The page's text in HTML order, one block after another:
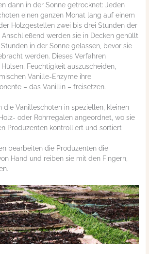
dann in der Sonne getrocknet: Jeden
einen ganzen Monat lang auf einem
Holzgestellen zwei bis drei Stunden der
Anschließendwerden sie in Decken gehüllt
in der Sonne gelassen, bevor sie
werden. Dieses Verfahren
Feuchtigkeit auszuscheiden,
Vanille-Enzyme ihre
– das Vanillin – freisetzen.
die Vanilleschoten in speziellen, kleinen
oder Rohrregalen angeordnet, wo sie
Produzenten kontrolliert und sortiert
bearbeiten die Produzenten die
Hand und reiben sie mit den Fingern,